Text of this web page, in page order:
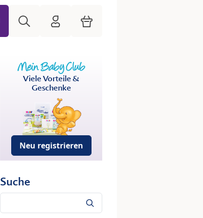
HiPP Mein Babyclub
Warenkorb
Viele Vorteile &
Geschenke
Neu registrieren
Suche